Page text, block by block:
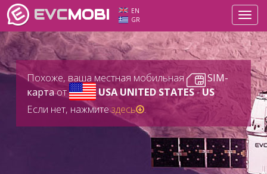
EVCMOBI
EN
GR
Похоже, ваша местная мобильная
SIM-
картаот USA UNITED STATES-US
Если нет, нажмитездесь .